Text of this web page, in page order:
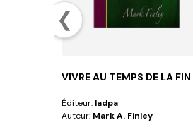
❮
VIVRE AU TEMPS DE LA FIN
Éditeur: Iadpa
Auteur: Mark A. Finley